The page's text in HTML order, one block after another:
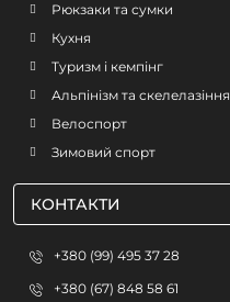
Рюкзаки та сумки
Кухня
Туризм і кемпінг
Альпінізм та скелелазіння
Велоспорт
Зимовий спорт
КОНТАКТИ
+380 (99) 495 37 28
+380 (67) 848 58 61